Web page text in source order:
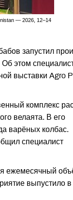
— 2026, 12–14
запустил
этом
выставки Agro
комплекс
велаята. В его
варёных колбас.
специалист
ежемесячный
выпустило